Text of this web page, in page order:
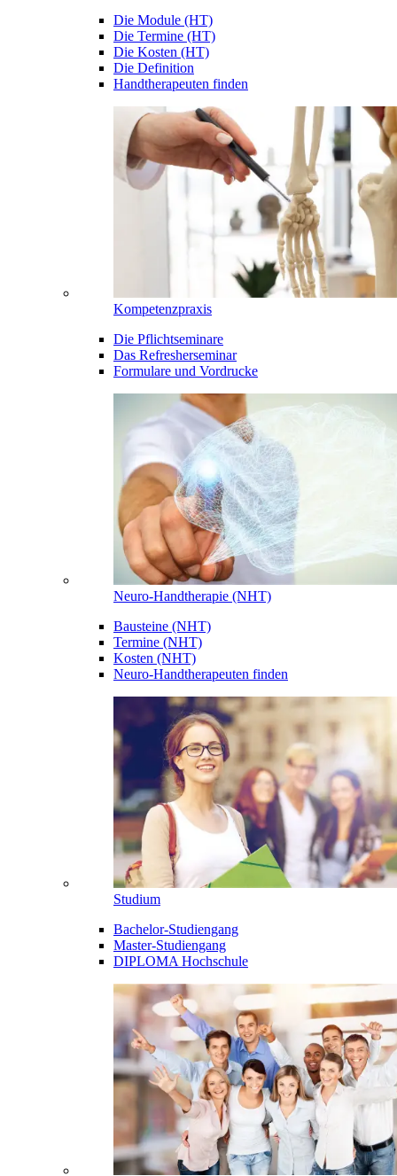
Die Module (HT)
Die Termine (HT)
Die Kosten (HT)
Die Definition
Handtherapeuten finden
Kompetenzpraxis
Die Pflichtseminare
Das Refresherseminar
Formulare und Vordrucke
Neuro-Handtherapie (NHT)
Bausteine (NHT)
Termine (NHT)
Kosten (NHT)
Neuro-Handtherapeuten finden
Studium
Bachelor-Studiengang
Master-Studiengang
DIPLOMA Hochschule